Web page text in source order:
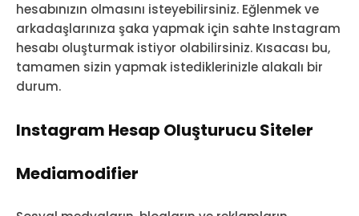
hesabınızın olmasını isteyebilirsiniz. Eğlenmek ve
arkadaşlarınıza şaka yapmak için sahte Instagram
hesabı oluşturmak istiyor olabilirsiniz. Kısacası bu,
tamamen sizin yapmak istediklerinizle alakalı bir
durum.
Instagram Hesap Oluşturucu Siteler
Mediamodifier